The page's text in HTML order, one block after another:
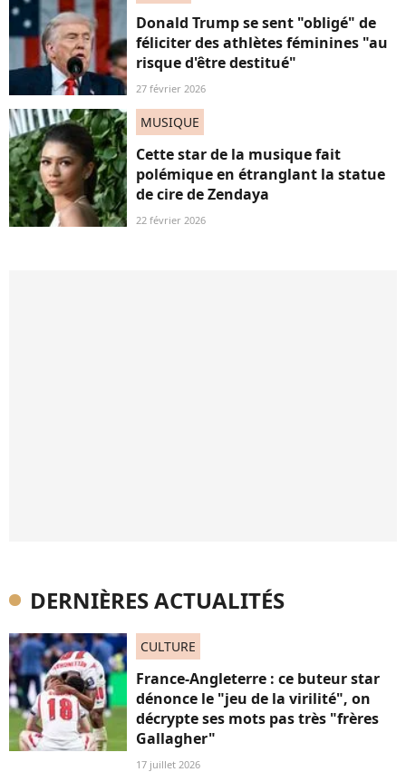
Donald Trump se sent "obligé" de
féliciter des athlètes féminines "au
risque d'être destitué"
27 février 2026
MUSIQUE
Cette star de la musique fait
polémique en étranglant la statue
de cire de Zendaya
22 février 2026
DERNIÈRES ACTUALITÉS
CULTURE
France-Angleterre : ce buteur star
dénonce le "jeu de la virilité", on
décrypte ses mots pas très "frères
Gallagher"
17 juillet 2026